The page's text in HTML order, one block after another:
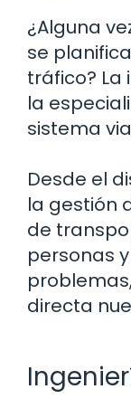
¿Alguna
se
tráfico?
la
sistema
Desde el
la gestión
de
personas
directa